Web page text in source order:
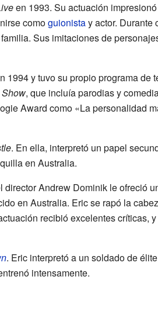
en 1993. Su actuación
comoguionistay actor. Durante
Sus imitaciones de
1994 y tuvo su propio programa de
, que incluía parodias y
Award como «La personalidad
. En ella, interpretó un papel
en Australia.
Andrew Dominik le ofreció
en Australia. Eric se rapó la
recibió excelentes críticas,
. Eric interpretó a un soldado de
intensamente.